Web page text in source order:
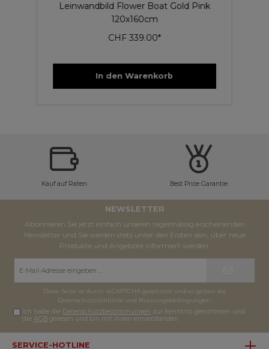
Leinwandbild Flower Boat Gold Pink
120x160cm
CHF 339.00*
In den Warenkorb
Kauf auf Raten Best Price Garantie
NEWSLETTER
Abonnieren Sie jetzt einfach unseren regelmässig erscheinenden
Newsletter und Sie werden stets unter den Ersten sein, über neue
Produkte und Angebote informiert werden.
Diese Seite ist durch reCAPTCHA geschützt und es gelten die
Datenschutzrichtlinie und Nutzungsbedingungen
Ich habe die Datenschutzbestimmungen zur Kenntnis genommen und
dieAGB gelesen und bin mit ihnen einverstanden.
SERVICE-HOTLINE